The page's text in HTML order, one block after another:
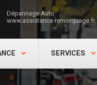
Dépannage Auto
www.assistance-remorquage.fr
SERVICES